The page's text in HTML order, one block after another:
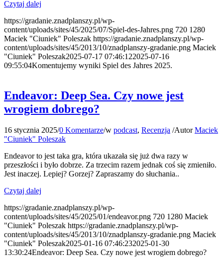
Czytaj dalej
https://gradanie.znadplanszy.pl/wp-
content/uploads/sites/45/2025/07/Spiel-des-Jahres.png 720 1280
Maciek "Ciuniek" Poleszak https://gradanie.znadplanszy.pl/wp-
content/uploads/sites/45/2013/10/znadplanszy-gradanie.png Maciek
"Ciuniek" Poleszak2025-07-17 07:46:122025-07-16
09:55:04Komentujemy wyniki Spiel des Jahres 2025.
Endeavor: Deep Sea. Czy nowe jest
wrogiem dobrego?
16 stycznia 2025/0 Komentarze/w podcast, Recenzja /AutorMaciek
"Ciuniek" Poleszak
Endeavor to jest taka gra, która ukazała się już dwa razy w
przeszłości i było dobrze. Za trzecim razem jednak coś się zmieniło.
Jest inaczej. Lepiej? Gorzej? Zapraszamy do słuchania..
Czytaj dalej
https://gradanie.znadplanszy.pl/wp-
content/uploads/sites/45/2025/01/endeavor.png 720 1280 Maciek
"Ciuniek" Poleszak https://gradanie.znadplanszy.pl/wp-
content/uploads/sites/45/2013/10/znadplanszy-gradanie.png Maciek
"Ciuniek" Poleszak2025-01-16 07:46:232025-01-30
13:30:24Endeavor: Deep Sea. Czy nowe jest wrogiem dobrego?